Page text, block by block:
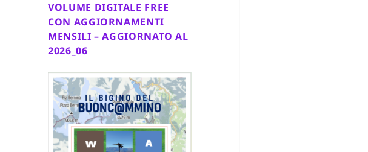
VOLUME DIGITALE FREE
CON AGGIORNAMENTI
MENSILI – AGGIORNATO AL
2026_06